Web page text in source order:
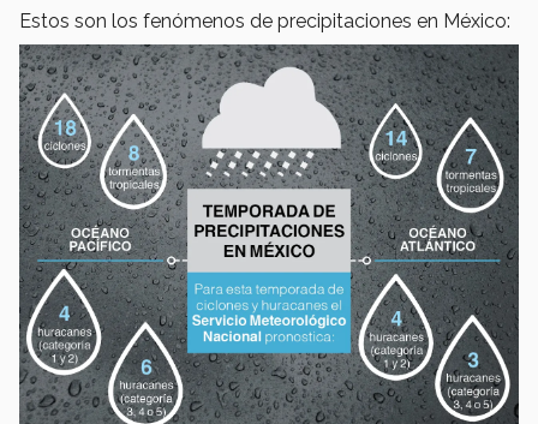
Estos son los fenómenos de precipitaciones en México: